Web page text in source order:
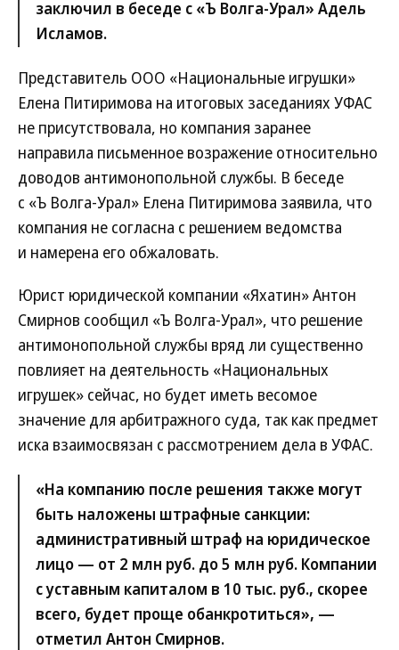
заключил в беседе с «Ъ Волга-Урал» Адель
Исламов.
Представитель ООО «Национальные игрушки»
Елена Питиримова на итоговых заседаниях УФАС
не присутствовала, но компания заранее
направила письменное возражение относительно
доводов антимонопольной службы. В беседе
с «Ъ Волга-Урал» Елена Питиримова заявила, что
компания не согласна с решением ведомства
и намерена его обжаловать.
Юрист юридической компании «Яхатин» Антон
Смирнов сообщил «Ъ Волга-Урал», что решение
антимонопольной службы вряд ли существенно
повлияет на деятельность «Национальных
игрушек» сейчас, но будет иметь весомое
значение для арбитражного суда, так как предмет
иска взаимосвязан с рассмотрением дела в УФАС.
«На компанию после решения также могут
быть наложены штрафные санкции:
административный штраф на юридическое
лицо — от 2 млн руб. до 5 млн руб. Компании
с уставным капиталом в 10 тыс. руб., скорее
всего, будет проще обанкротиться», —
отметил Антон Смирнов.